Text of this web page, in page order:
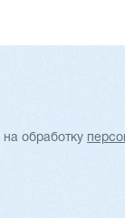
на обработку